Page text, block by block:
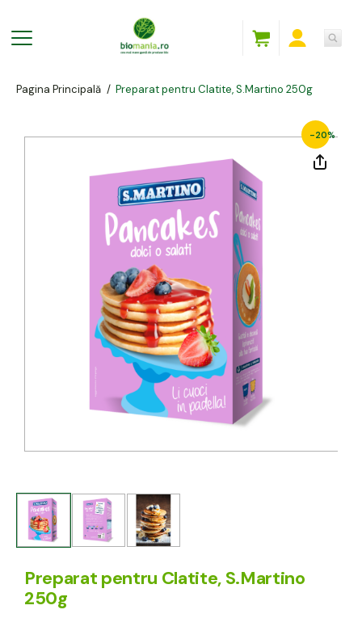
Pagina Principală / Preparat pentru Clatite, S.Martino 250g
-20%
Preparat pentru Clatite, S.Martino
250g